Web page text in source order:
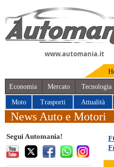
www.automania.it
Economia Mercato Tecnologia
Moto Trasporti Attualità
News Auto e Motori
Segui Automania!